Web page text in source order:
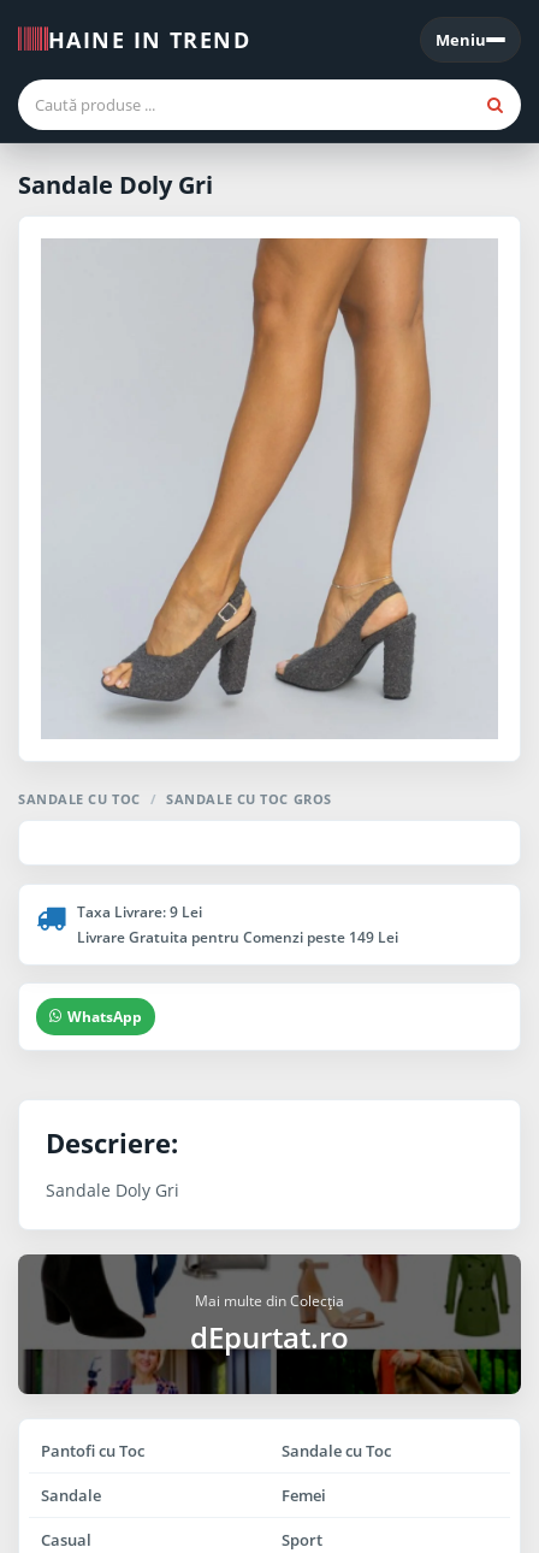
HAINE IN TREND Meniu
Meniu
Sandale Doly Gri
SANDALE CU TOC / SANDALE CU TOC GROS
Taxa Livrare: 9 Lei
Livrare Gratuita pentru Comenzi peste 149 Lei
WhatsApp
Descriere:
Sandale Doly Gri
Mai multe din Colecția
dEpurtat.ro
Pantofi cu Toc Sandale cu Toc
Sandale Femei
Casual Sport